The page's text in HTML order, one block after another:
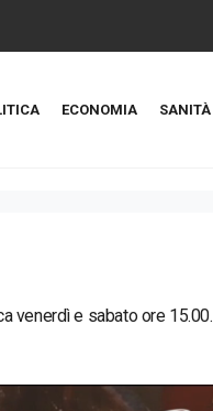
ECONOMIA SANITÀ
venerdì e sabato ore 15.00.